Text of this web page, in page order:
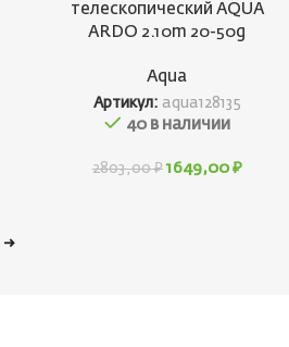
телескопический AQUA
ARDO 2.10m 20-50g
Aqua
Артикул: aqua128135
40 в наличии
2803,00₽ 1649,00 ₽
→